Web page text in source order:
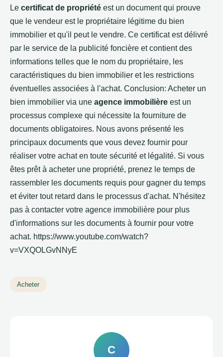
Le certificat de propriété est un document qui prouve
que le vendeur est le propriétaire légitime du bien
immobilier et qu'il peut le vendre. Ce certificat est délivré
par le service de la publicité foncière et contient des
informations telles que le nom du propriétaire, les
caractéristiques du bien immobilier et les restrictions
éventuelles associées à l'achat. Conclusion: Acheter un
bien immobilier via une agence immobilière est un
processus complexe qui nécessite la fourniture de
documents obligatoires. Nous avons présenté les
principaux documents que vous devez fournir pour
réaliser votre achat en toute sécurité et légalité. Si vous
êtes prêt à acheter une propriété, prenez le temps de
rassembler les documents requis pour gagner du temps
et éviter tout retard dans le processus d'achat. N'hésitez
pas à contacter votre agence immobilière pour plus
d'informations sur les documents à fournir pour votre
achat. https://www.youtube.com/watch?
v=VXQOLGvNNyE
Acheter
C